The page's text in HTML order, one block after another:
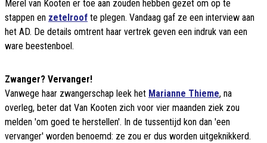
Merel van Kooten er toe aan zouden hebben gezet om op te
stappen en zetelroof te plegen. Vandaag gaf ze een interview aan
het AD. De details omtrent haar vertrek geven een indruk van een
ware beestenboel.
Zwanger? Vervanger!
Vanwege haar zwangerschap leek het Marianne Thieme, na
overleg, beter dat Van Kooten zich voor vier maanden ziek zou
melden 'om goed te herstellen'. In de tussentijd kon dan 'een
vervanger' worden benoemd: ze zou er dus worden uitgeknikkerd.